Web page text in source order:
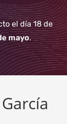
el día 18 de
mayo.